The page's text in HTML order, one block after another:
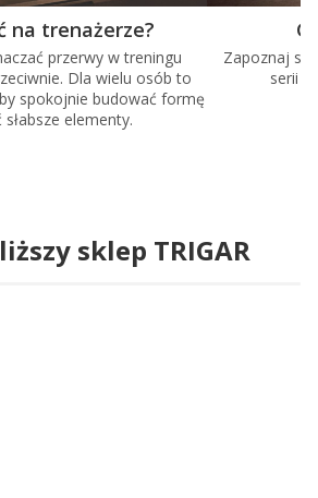
na trenażerze?
przerwy w treningu
Dla wielu osób to
spokojnie budować formę
elementy.
Zapoznaj
serii
sklep TRIGAR